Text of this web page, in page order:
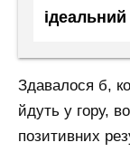
ідеальний
Здавалося б,
йдуть у гору,
позитивних